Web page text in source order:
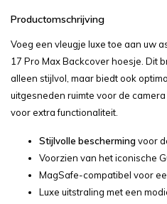
Productomschrijving
Voeg een vleugje luxe toe aan uw
17 Pro Max Backcover hoesje. Dit
alleen stijlvol, maar biedt ook
uitgesneden ruimte voor de
voor extra functionaliteit.
Stijlvolle bescherming voor
Voorzien van het iconische
MagSafe-compatibel voor
Luxe uitstraling met een